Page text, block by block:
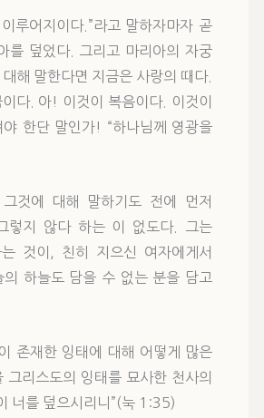
루어지이다.”라고 말하자마자 곧
를 덮었다. 그리고 마리아의 자궁
해 말한다면 지금은 사랑의 때다.
다. 아! 이것이 복음이다. 이것이
한단 말인가! “하나님께 영광을
것에 대해 말하기도 전에 먼저
렇지 않다 하는 이 없도다. 그는
것이, 친히 지으신 여자에게서
하늘도 담을 수 없는 분을 담고
존재한 잉태에 대해 어떻게 많은
리스도의 잉태를 묘사한 천사의
너를 덮으시리니”(눅 1:35)